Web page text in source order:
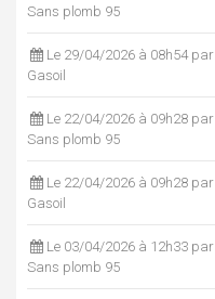
Sans plomb 95
Le 29/04/2026 à 08h54 par
Gasoil
Le 22/04/2026 à 09h28 par
Sans plomb 95
Le 22/04/2026 à 09h28 par
Gasoil
Le 03/04/2026 à 12h33 par
Sans plomb 95